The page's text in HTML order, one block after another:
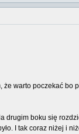
warto poczekać
boku się
I tak coraz niżej i